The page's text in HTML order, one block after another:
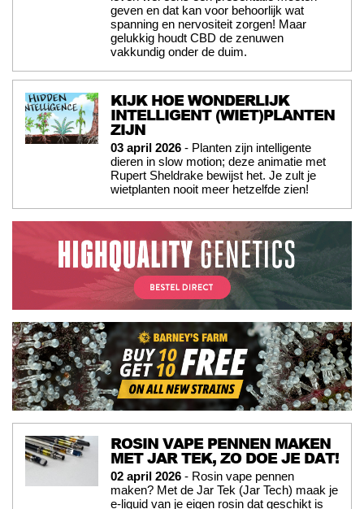
geven en dat kan voor behoorlijk wat
spanning en nervositeit zorgen! Maar
gelukkig houdt CBD de zenuwen
vakkundig onder de duim.
KIJK HOE WONDERLIJK
INTELLIGENT (WIET)PLANTEN
ZIJN
03 april 2026 - Planten zijn intelligente
dieren in slow motion; deze animatie met
Rupert Sheldrake bewijst het. Je zult je
wietplanten nooit meer hetzelfde zien!
ROSIN VAPE PENNEN MAKEN
MET JAR TEK, ZO DOE JE DAT!
02 april 2026 - Rosin vape pennen
maken? Met de Jar Tek (Jar Tech) maak je
e-liquid van je eigen rosin dat geschikt is